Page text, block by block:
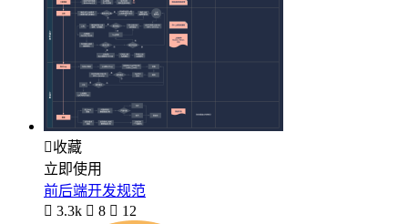
收藏
立即使用
前后端开发规范
 3.3k  8  12